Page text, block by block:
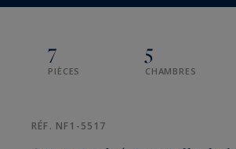
7
PIÈCES
5
CHAMBRES
RÉF. NF1-5517